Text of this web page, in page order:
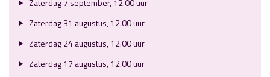
Zaterdag 7 september, 12.00 uur
Zaterdag 31 augustus, 12.00 uur
Zaterdag 24 augustus, 12.00 uur
Zaterdag 17 augustus, 12.00 uur